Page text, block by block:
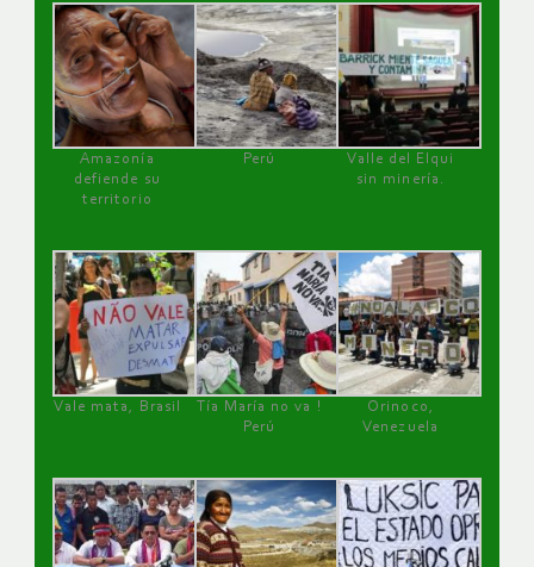
Amazonía
defiende su
territorio
Perú
Valle del Elqui
sin minería.
Vale mata, Brasil
Tía María no va !
Perú
Orinoco,
Venezuela